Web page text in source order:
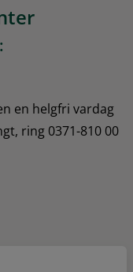
en helgfri vardag
ring 0371-810 00